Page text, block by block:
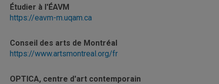
Étudier à l'ÉAVM
https://eavm-m.uqam.ca
Conseil des arts de Montréal
https://www.artsmontreal.org/fr
OPTICA, centre d'art contemporain